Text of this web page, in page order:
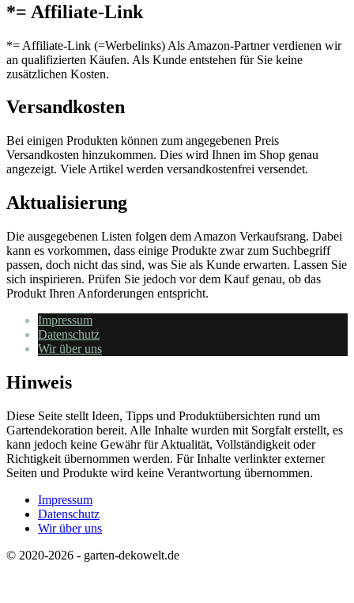
*= Affiliate-Link
*= Affiliate-Link (=Werbelinks) Als Amazon-Partner verdienen wir
an qualifizierten Käufen. Als Kunde entstehen für Sie keine
zusätzlichen Kosten.
Versandkosten
Bei einigen Produkten können zum angegebenen Preis
Versandkosten hinzukommen. Dies wird Ihnen im Shop genau
angezeigt. Viele Artikel werden versandkostenfrei versendet.
Aktualisierung
Die ausgegebenen Listen folgen dem Amazon Verkaufsrang. Dabei
kann es vorkommen, dass einige Produkte zwar zum Suchbegriff
passen, doch nicht das sind, was Sie als Kunde erwarten. Lassen Sie
sich inspirieren. Prüfen Sie jedoch vor dem Kauf genau, ob das
Produkt Ihren Anforderungen entspricht.
Impressum
Datenschutz
Wir über uns
Hinweis
Diese Seite stellt Ideen, Tipps und Produktübersichten rund um
Gartendekoration bereit. Alle Inhalte wurden mit Sorgfalt erstellt, es
kann jedoch keine Gewähr für Aktualität, Vollständigkeit oder
Richtigkeit übernommen werden. Für Inhalte verlinkter externer
Seiten und Produkte wird keine Verantwortung übernommen.
Impressum
Datenschutz
Wir über uns
© 2020-2026 - garten-dekowelt.de